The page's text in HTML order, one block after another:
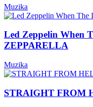
Muzika
Led Zeppelin When
ZEPPARELLA
Muzika
STRAIGHT FROM